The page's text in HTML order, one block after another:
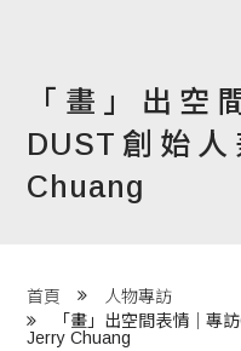
們 About DFUN
程 Milestones
團 Square Rich
「畫」出空
DUST創始
Chuang
首頁
人物專訪
「畫」出空間表情│專
Jerry Chuang